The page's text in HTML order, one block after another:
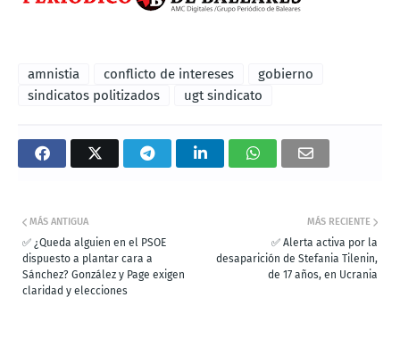
amnistia conflicto de intereses
gobierno
sindicatos politizados
ugt sindicato
MÁS RECIENTE
✅ Alerta activa por la
desaparición de Stefania Tilenin,
de 17 años, en Ucrania
MÁS ANTIGUA
✅ ¿Queda alguien en el PSOE
dispuesto a plantar cara a
Sánchez? González y Page exigen
claridad y elecciones